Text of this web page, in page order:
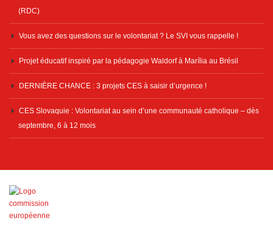
(RDC)
Vous avez des questions sur le volontariat ? Le SVI vous rappelle !
Projet éducatif inspiré par la pédagogie Waldorf à Marília au Brésil
DERNIÈRE CHANCE : 3 projets CES à saisir d’urgence !
CES Slovaquie : Volontariat au sein d’une communauté catholique – dès
septembre, 6 à 12 mois